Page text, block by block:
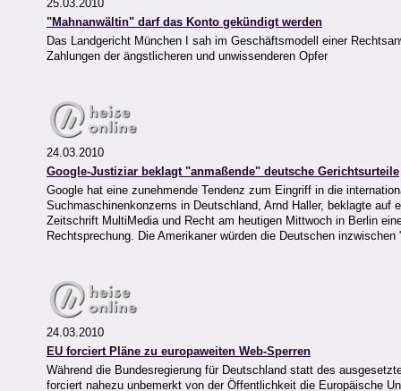
25.03.2010
"Mahnanwältin" darf das Konto gekündigt werden
Das Landgericht München I sah im Geschäftsmodell einer
Zahlungen der ängstlicheren und unwissenderen Opfer
24.03.2010
Google-Justiziar beklagt "anmaßende" deutsche Gerichtsurteile
Google hat eine zunehmende Tendenz zum Eingriff in die
Suchmaschinenkonzerns in Deutschland, Arnd Haller, beklagte
Zeitschrift MultiMedia und Recht am heutigen Mittwoch in Berlin
Rechtsprechung. Die Amerikaner würden die Deutschen
24.03.2010
EU forciert Pläne zu europaweiten Web-Sperren
Während die Bundesregierung für Deutschland statt des
forciert nahezu unbemerkt von der Öffentlichkeit die Europäische